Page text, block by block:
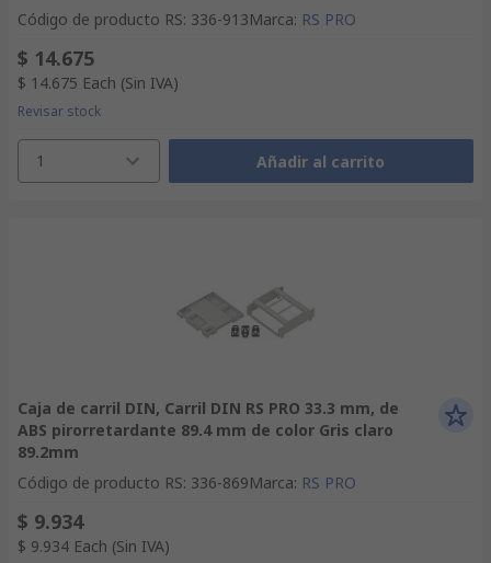
Código de producto RS: 336-913Marca: RS PRO
$ 14.675
$ 14.675 Each (Sin IVA)
Revisar stock
1 Añadir al carrito
Caja de carril DIN, Carril DIN RS PRO 33.3 mm, de
ABS pirorretardante 89.4 mm de color Gris claro
89.2mm
Código de producto RS: 336-869Marca: RS PRO
$ 9.934
$ 9.934 Each (Sin IVA)